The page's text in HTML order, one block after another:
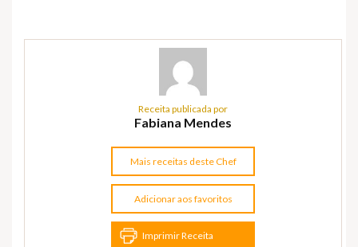
Receita publicada por
Fabiana Mendes
Mais receitas deste Chef
Adicionar aos favoritos
Imprimir Receita